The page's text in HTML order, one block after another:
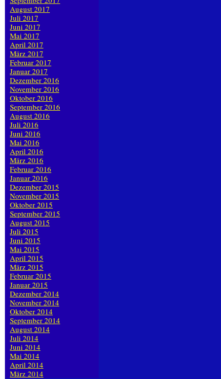
August 2017
Juli 2017
Juni 2017
Mai 2017
April 2017
März 2017
Februar 2017
Januar 2017
Dezember 2016
November 2016
Oktober 2016
September 2016
August 2016
Juli 2016
Juni 2016
Mai 2016
April 2016
März 2016
Februar 2016
Januar 2016
Dezember 2015
November 2015
Oktober 2015
September 2015
August 2015
Juli 2015
Juni 2015
Mai 2015
April 2015
März 2015
Februar 2015
Januar 2015
Dezember 2014
November 2014
Oktober 2014
September 2014
August 2014
Juli 2014
Juni 2014
Mai 2014
April 2014
März 2014